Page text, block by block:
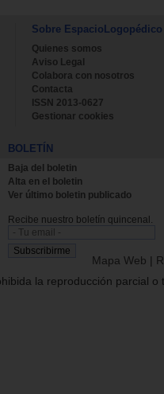
Sobre EspacioLogopédico
Quienes somos
Aviso Legal
Colabora con nosotros
Contacta
ISSN 2013-0627
Gestionar cookies
BOLETÍN
Baja del boletin
Alta en el boletin
Ver último boletin publicado
Recibe nuestro boletín quincenal.
Mapa Web |
la reproducción parcial o